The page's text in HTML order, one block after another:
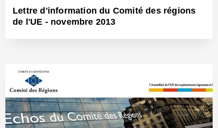
Lettre d'information du Comité des régions
de l'UE - novembre 2013
28 Nov 2013 - Réf: BW12378